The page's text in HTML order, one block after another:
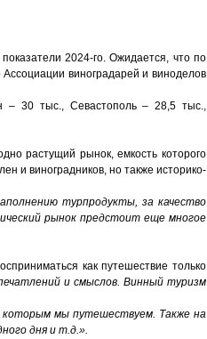
2024-го. Ожидается, что по
виноградарей и виноделов
– 30 тыс., Севастополь – 28,5 тыс.,
растущий рынок, емкость которого
и виноградников, но также историко-
турпродукты, за качество
рынок предстоит еще многое
как путешествие только
и смыслов. Винный туризм
которым мы путешествуем. Также на
дня и т.д.».